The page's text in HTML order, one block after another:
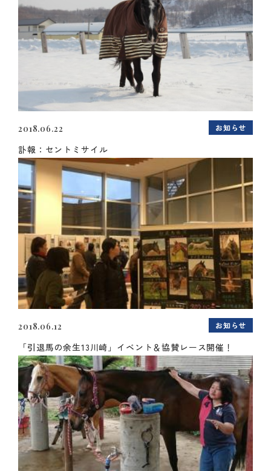
2018.06.22 お知らせ
訃報：セントミサイル
2018.06.12 お知らせ
「引退馬の余生13川崎」イベント＆協賛レース開催！